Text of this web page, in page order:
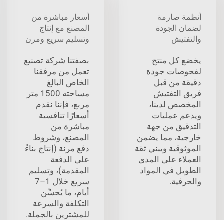
أنظمة صارمة
لضمان الجودة
والتفتيش
يخضع كل منتج
لفحوصات جودة
دقيقة من قبل
فريق التفتيش
المخصص لدينا،
ويدعم عمليات
التدقيق من جهة
خارجية، مما يضمن
الموثوقية ويبني ثقة
العملاء على المدى
الطويل في المواد
والحرفية.
أسعار مباشرة من
المصنع مع إنتاج
وتسليم سريع ومرن
بصفتنا شركة تصنيع
تعمل من مرفقنا
الخاص البالغ
مساحته 1500 متر
مربع، فإننا نقدم
أسعارًا تنافسية
مباشرة من
المصنع، وشروط
دفع مرنة (إنتاج بناءً
على الدفعة
المقدمة)، وتسليم
سريع خلال 1–7
أيام، ما يُحسِّن
التكلفة والسرعة
للمشترين بالجملة.